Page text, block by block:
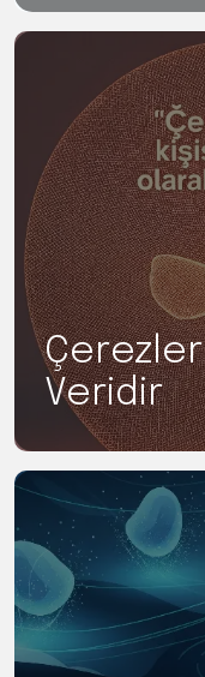
Veridir